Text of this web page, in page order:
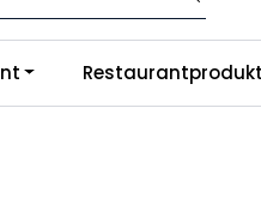
Trykk her for å lese mer